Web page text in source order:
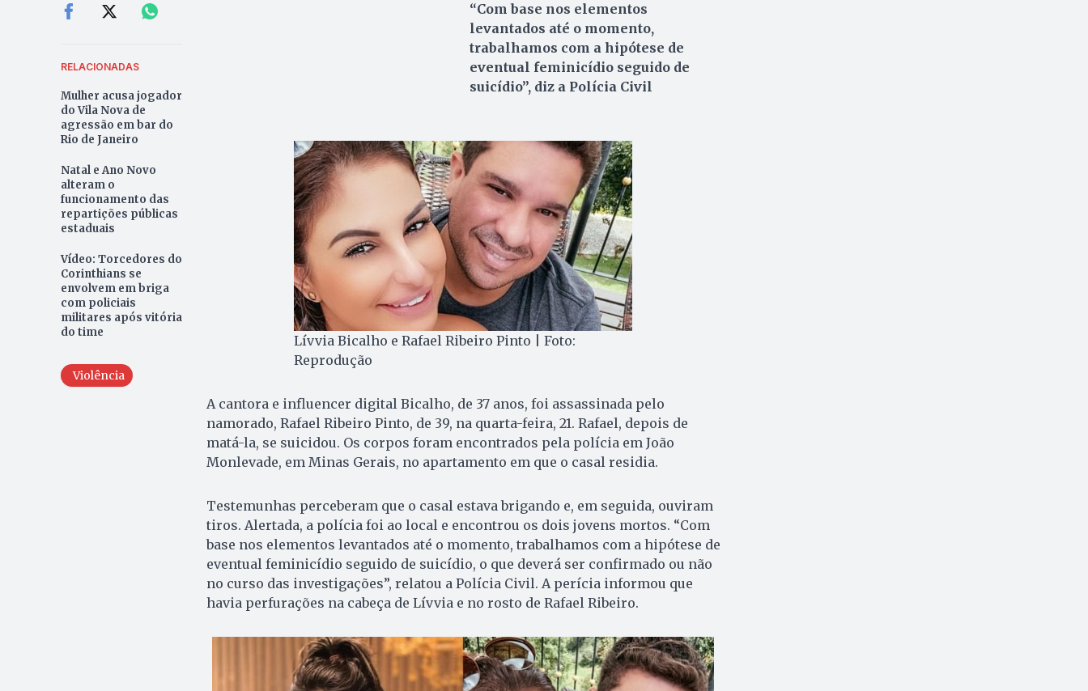
RELACIONADAS
Mulher acusa jogador
do Vila Nova de
agressão em bar do
Rio de Janeiro
Natal e Ano Novo
alteram o
funcionamento das
repartições públicas
estaduais
Vídeo: Torcedores do
Corinthians se
envolvem em briga
com policiais
militares após vitória
do time
Violência
“Com base nos elementos
levantados até o momento,
trabalhamos com a hipótese de
eventual feminicídio seguido de
suicídio”, diz a Polícia Civil
Lívvia Bicalho e Rafael Ribeiro Pinto | Foto:
Reprodução
A cantora e influencer digital Bicalho, de 37 anos, foi assassinada pelo
namorado, Rafael Ribeiro Pinto, de 39, na quarta-feira, 21. Rafael, depois de
matá-la, se suicidou. Os corpos foram encontrados pela polícia em João
Monlevade, em Minas Gerais, no apartamento em que o casal residia.
Testemunhas perceberam que o casal estava brigando e, em seguida, ouviram
tiros. Alertada, a polícia foi ao local e encontrou os dois jovens mortos. “Com
base nos elementos levantados até o momento, trabalhamos com a hipótese de
eventual feminicídio seguido de suicídio, o que deverá ser confirmado ou não
no curso das investigações”, relatou a Polícia Civil. A perícia informou que
havia perfurações na cabeça de Lívvia e no rosto de Rafael Ribeiro.